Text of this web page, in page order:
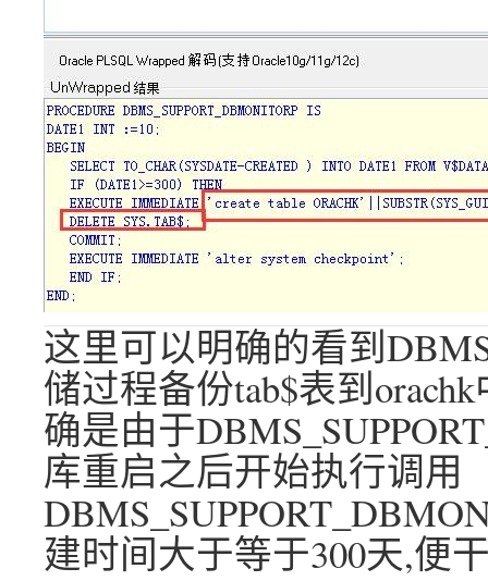
这里可以明确的看到
储过程备份tab$表到
确是由于
库重启之后开始执行调用
建时间大于等于300天,便